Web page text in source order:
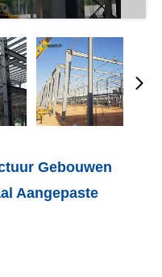
Gebouwen
Aangepaste